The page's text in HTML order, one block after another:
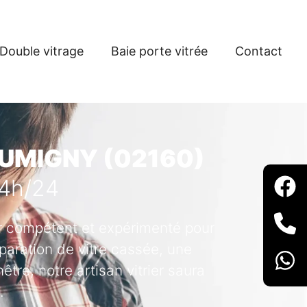
Double vitrage Baie porte vitrée Contact
(02160)
24
et expérimenté pour
de vitre cassée, une
notre artisan vitrier saura